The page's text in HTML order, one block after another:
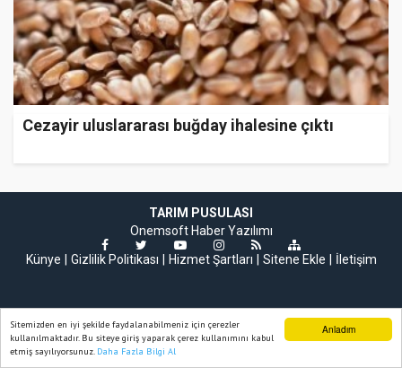
Anladım
Sitemizden en iyi şekilde faydalanabilmeniz için çerezler
kullanılmaktadır. Bu siteye giriş yaparak çerez kullanımını kabul
etmiş sayılıyorsunuz. Daha Fazla Bilgi Al
Cezayir uluslararası buğday ihalesine çıktı
TARIM PUSULASI
Onemsoft Haber Yazılımı
Künye
Gizlilik Politikası Hizmet Şartları Sitene Ekle İletişim
Ana Sayfa Web TV